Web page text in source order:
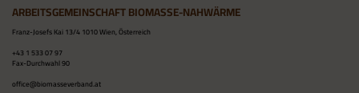
ARBEITSGEMEINSCHAFT BIOMASSE-NAHWÄRME
Franz-Josefs Kai 13/4 1010 Wien, Österreich
+43 1 533 07 97
Fax-Durchwahl 90
office@biomasseverband.at